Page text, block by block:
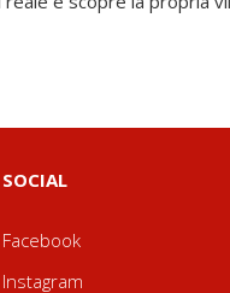
SOCIAL
Facebook
Instagram